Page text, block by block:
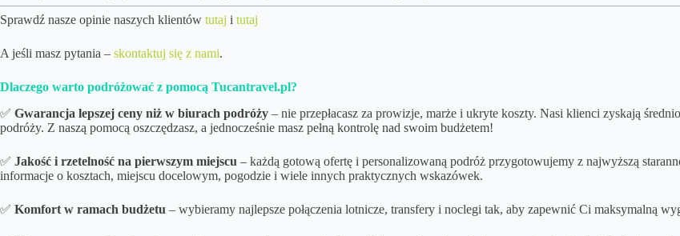
Sprawdź nasze opinie naszych klientów tutaj i tutaj
A jeśli masz pytania – skontaktuj się z nami.
Dlaczego warto podróżować z pomocą Tucantravel.pl?
✅ Gwarancja lepszej ceny niż w biurach podróży – nie przepłacasz za prowizje, marże i ukryte koszty. Nasi klienci zyskają
podróży. Z naszą pomocą oszczędzasz, a jednocześnie masz pełną kontrolę nad swoim budżetem!
✅ Jakość i rzetelność na pierwszym miejscu – każdą gotową ofertę i personalizowaną podróż przygotowujemy z najwyższą
informacje o kosztach, miejscu docelowym, pogodzie i wiele innych praktycznych wskazówek.
✅ Komfort w ramach budżetu – wybieramy najlepsze połączenia lotnicze, transfery i noclegi tak, aby zapewnić Ci maksymalną